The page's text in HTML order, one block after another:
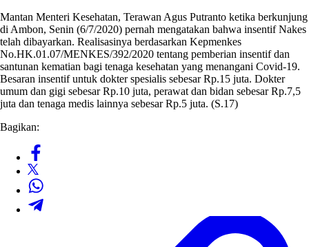
Mantan Menteri Kesehatan, Terawan Agus Putranto ketika berkunjung
di Ambon, Senin (6/7/2020) pernah mengatakan bahwa insentif Nakes
telah dibayarkan. Realisasinya berdasarkan Kepmenkes
No.HK.01.07/MENKES/392/2020 tentang pemberian insentif dan
santunan kematian bagi tenaga kesehatan yang menangani Covid-19.
Besaran insentif untuk dokter spesialis sebesar Rp.15 juta. Dokter
umum dan gigi sebesar Rp.10 juta, perawat dan bidan sebesar Rp.7,5
juta dan tenaga medis lainnya sebesar Rp.5 juta. (S.17)
Bagikan: